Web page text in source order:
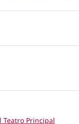
Teatro Principal